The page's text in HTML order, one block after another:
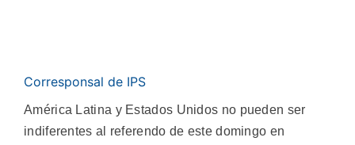
Corresponsal de IPS
América Latina y Estados Unidos no pueden ser
indiferentes al referendo de este domingo en